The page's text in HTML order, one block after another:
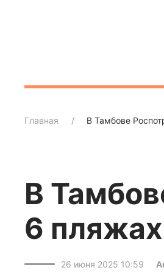
Главная В Тамбове
В
6 пляжах
26 июня 2025 10:59